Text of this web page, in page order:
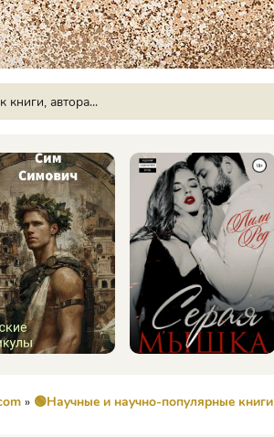
» 🟢Научные и научно-популярные книги